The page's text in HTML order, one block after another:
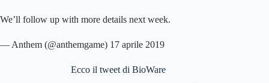
We’ll follow up with more details next week.
— Anthem (@anthemgame) 17 aprile 2019
Ecco il tweet di BioWare